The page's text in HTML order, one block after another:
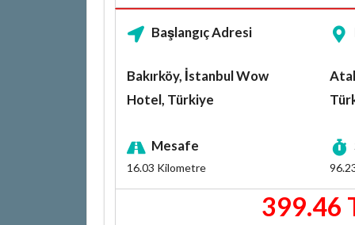
Başlangıç Adresi
Bakırköy, İstanbul Wow
Hotel, Türkiye
Mesafe
16.03 Kilometre
399.46